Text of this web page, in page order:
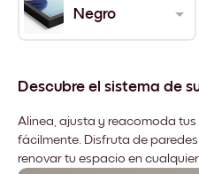
Negro
Descubre el sistema de
Alinea, ajusta y reacomoda
fácilmente. Disfruta de
renovar tu espacio en